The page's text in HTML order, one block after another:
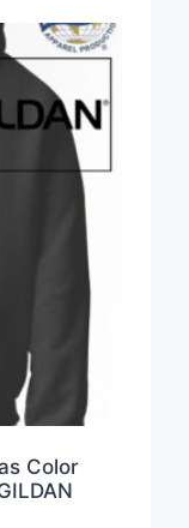
Color